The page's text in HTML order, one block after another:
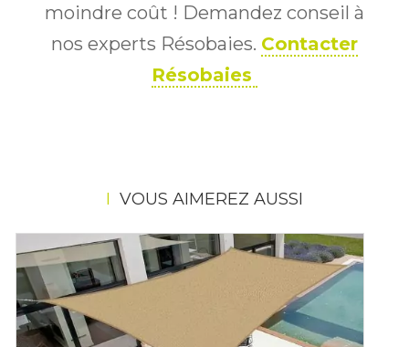
moindre coût ! Demandez conseil à
nos experts Résobaies. Contacter
Résobaies
VOUS AIMEREZ AUSSI